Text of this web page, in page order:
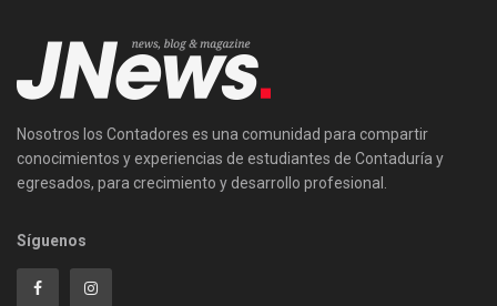
Nosotros los Contadores es una comunidad para compartir
conocimientos y experiencias de estudiantes de Contaduría y
egresados, para crecimiento y desarrollo profesional.
Síguenos